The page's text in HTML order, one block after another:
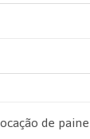
de